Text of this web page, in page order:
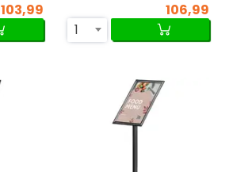
103,99
106,99
1